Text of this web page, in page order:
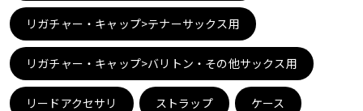
中古 ヴィンテージ
リガチャー・キャップ>テナーサックス用
リガチャー・キャップ>バリトン・その他サックス用
リードアクセサリ ストラップ ケース